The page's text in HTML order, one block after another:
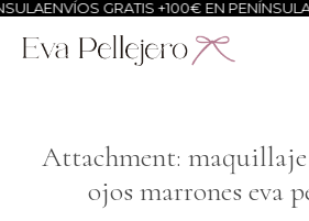
ENVÍOS GRATIS +100€ EN PENÍNSULA
Attachment: maquillaje
ojos marrones eva